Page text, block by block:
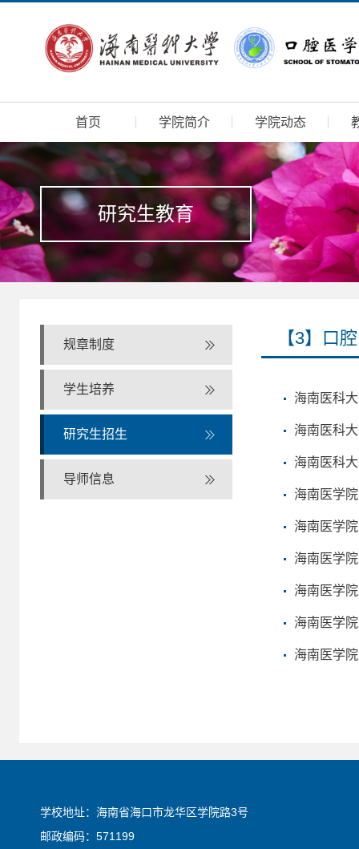
首页 学院简介 学院动态
研究生教育
规章制度
学生培养
研究生招生
导师信息
【3】口
海南医科
海南医科
海南医科
海南医学
海南医学
海南医学
海南医学
海南医学
海南医学
学校地址：海南省海口市龙华区学院路3号
邮政编码：571199